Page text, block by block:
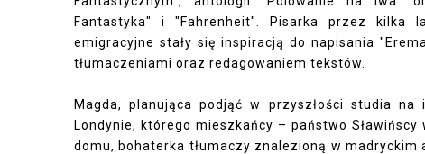
Fantastyka" i "Fahrenheit". Pisarka przez kilka
emigracyjne stały się inspiracją do napisania
tłumaczeniami oraz redagowaniem tekstów.
Magda, planująca podjąć w przyszłości studia
Londynie, którego mieszkańcy – państwo
domu, bohaterka tłumaczy znalezioną w